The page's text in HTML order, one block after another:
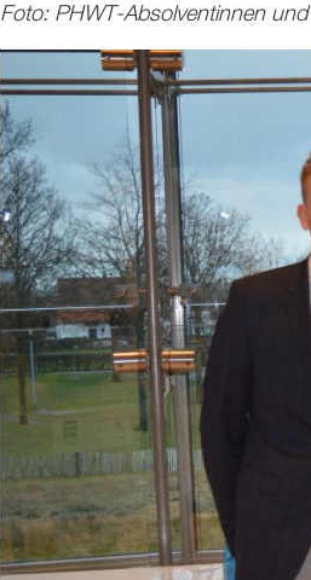
Foto: PHWT-Absolventinnen